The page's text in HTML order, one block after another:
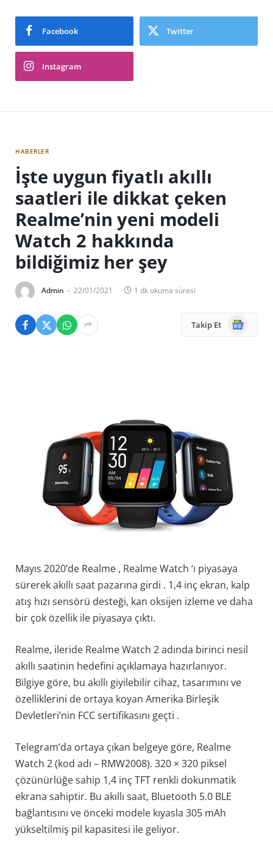
Facebook Twitter
Instagram
HABERLER
İşte uygun fiyatlı akıllı
saatleri ile dikkat çeken
Realme’nin yeni modeli
Watch 2 hakkında
bildiğimiz her şey
Admin 22/01/2021 1 dk okuma süresi
Takip Et
Google
Mayıs 2020’de Realme , Realme Watch ‘ı piyasaya
sürerek akıllı saat pazarına girdi . 1,4 inç ekran, kalp
atış hızı sensörü desteği, kan oksijen izleme ve daha
bir çok özellik ile piyasaya çıktı.
Realme, ileride Realme Watch 2 adında birinci nesil
akıllı saatinin hedefini açıklamaya hazırlanıyor.
Bilgiye göre, bu akıllı giyilebilir cihaz, tasarımını ve
özelliklerini de ortaya koyan Amerika Birleşik
Devletleri’nin FCC sertifikasını geçti .
Telegram’da ortaya çıkan belgeye göre, Realme
Watch 2 (kod adı – RMW2008). 320 × 320 piksel
çözünürlüğe sahip 1,4 inç TFT renkli dokunmatik
ekrana sahiptir. Bu akıllı saat, Bluetooth 5.0 BLE
bağlantısını ve önceki modele kıyasla 305 mAh
yükseltilmiş pil kapasitesi ile geliyor.